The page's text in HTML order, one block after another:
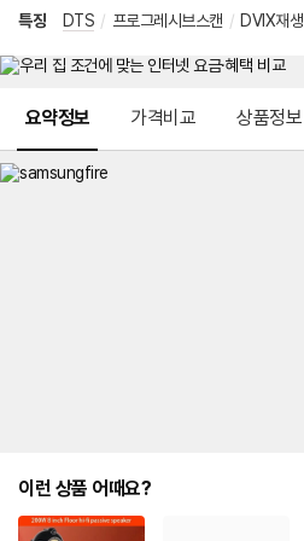
특징 DTS / 프로그레시브스캔 / DVIX재생
요약정보 가격비교 상품정보
이런 상품 어때요?